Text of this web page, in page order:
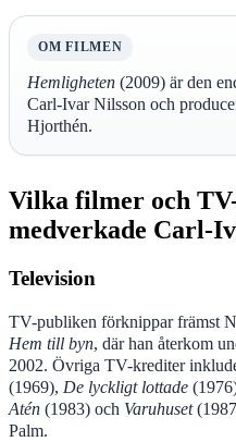
OM FILMEN
Hemligheten (2009) är den
Carl-Ivar Nilsson och
Hjorthén.
Vilka filmer och
medverkade Carl-
Television
TV-publiken förknippar främst
Hem till byn, där han återkom
2002. Övriga TV-krediter
(1969), De lyckligt lottade
Atén (1983) och Varuhuset
Palm.